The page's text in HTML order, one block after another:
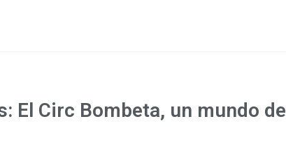
El Circ Bombeta, un mundo de